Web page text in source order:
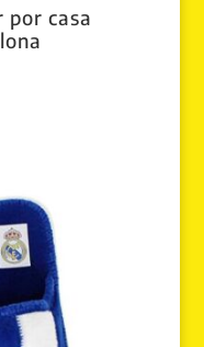
por casa